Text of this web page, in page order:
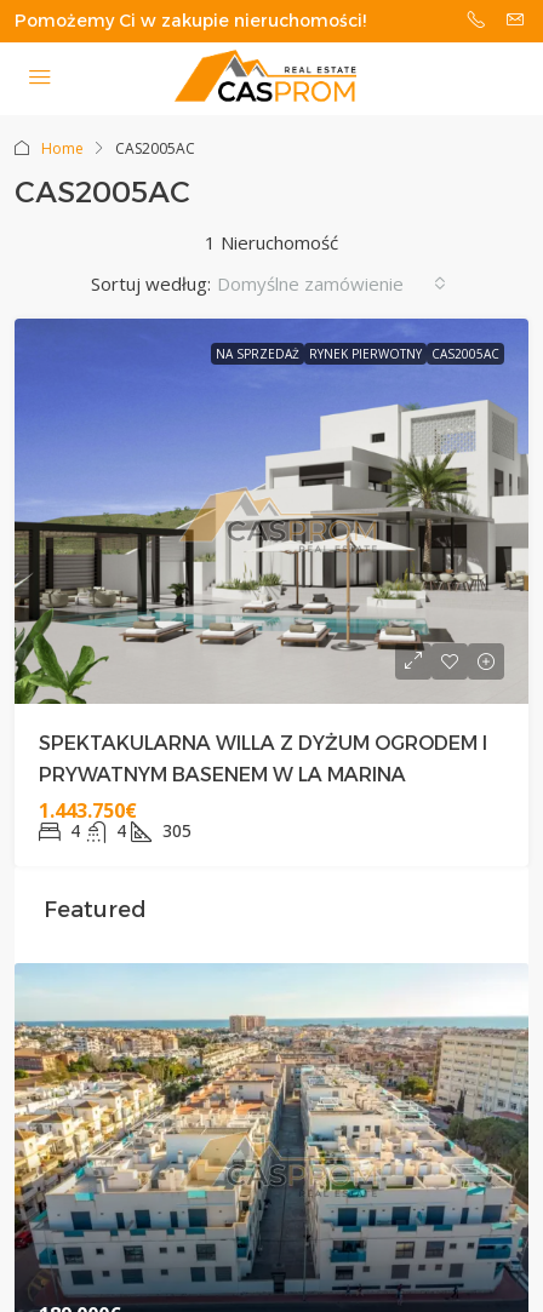
Pomożemy Ci w zakupie nieruchomości!
Home CAS2005AC
CAS2005AC
1 Nieruchomość
Sortuj według: Domyślne zamówienie
NA SPRZEDAŻ RYNEK PIERWOTNY CAS2005AC
SPEKTAKULARNA WILLA Z DYŻUM OGRODEM I
PRYWATNYM BASENEM W LA MARINA
1.443.750€
4 4 305
Featured